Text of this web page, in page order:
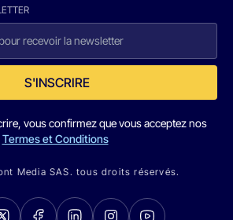
S'INSCRIRE
vous confirmez que vous acceptez nos
Termes et Conditions
Media SAS. tous droits réservés.